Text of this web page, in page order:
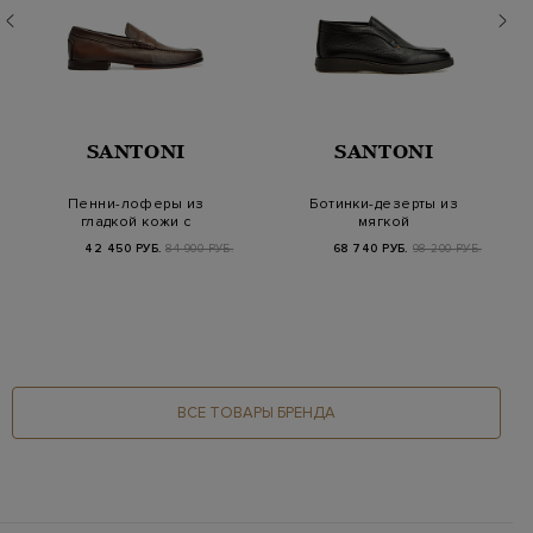
SANTONI
Пенни-лоферы из
гладкой кожи с
эффектом патины
42 450 РУБ. 84 900 РУБ.
SANTONI
Ботинки-дезерты из
мягкой
крупнозернистой
кожи и овчин…
68 740 РУБ. 98 200 РУБ.
ВСЕ ТОВАРЫ БРЕНДА